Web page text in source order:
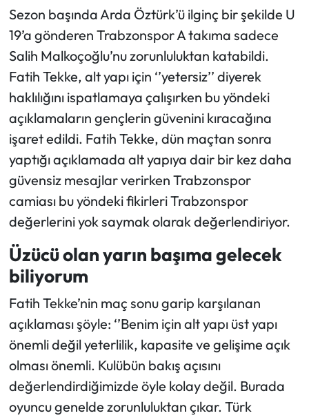
Sezon başında Arda Öztürk’ü ilginç bir şekilde U
19’a gönderen Trabzonspor A takıma sadece
Salih Malkoçoğlu’nu zorunluluktan katabildi.
Fatih Tekke, alt yapı için ‘’yetersiz’’ diyerek
haklılığını ispatlamaya çalışırken bu yöndeki
açıklamaların gençlerin güvenini kıracağına
işaret edildi. Fatih Tekke, dün maçtan sonra
yaptığı açıklamada alt yapıya dair bir kez daha
güvensiz mesajlar verirken Trabzonspor
camiası bu yöndeki fikirleri Trabzonspor
değerlerini yok saymak olarak değerlendiriyor.
Üzücü olan yarın başıma gelecek
biliyorum
Fatih Tekke’nin maç sonu garip karşılanan
açıklaması şöyle: ‘’Benim için alt yapı üst yapı
önemli değil yeterlilik, kapasite ve gelişime açık
olması önemli. Kulübün bakış açısını
değerlendirdiğimizde öyle kolay değil. Burada
oyuncu genelde zorunluluktan çıkar. Türk